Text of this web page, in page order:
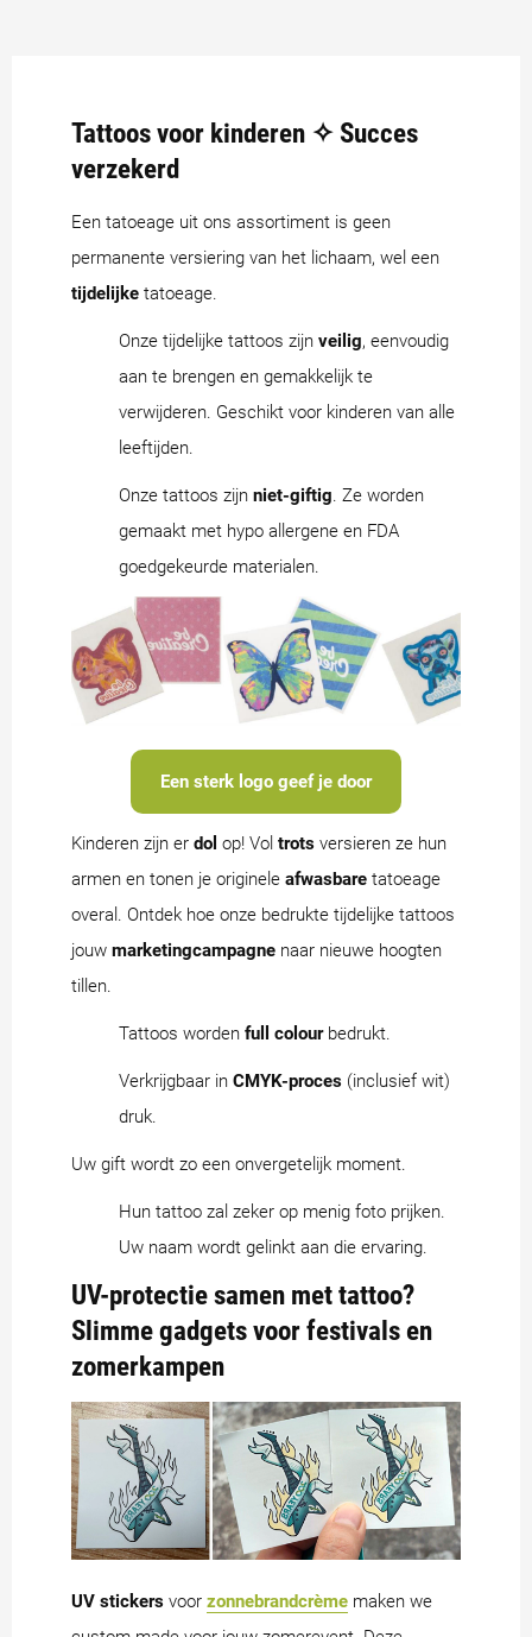
Tattoos voor kinderen ✧ Succes
verzekerd
Een tatoeage uit ons assortiment is geen
permanente versiering van het lichaam, wel een
tijdelijke tatoeage.
Onze tijdelijke tattoos zijn veilig, eenvoudig
aan te brengen en gemakkelijk te
verwijderen. Geschikt voor kinderen van alle
leeftijden.
Onze tattoos zijn niet-giftig. Ze worden
gemaakt met hypo allergene en FDA
goedgekeurde materialen.
Een sterk logo geef je door
Kinderen zijn er dol op! Vol trots versieren ze hun
armen en tonen je originele afwasbare tatoeage
overal. Ontdek hoe onze bedrukte tijdelijke tattoos
jouw marketingcampagne naar nieuwe hoogten
tillen.
Tattoos worden full colourbedrukt.
Verkrijgbaar in CMYK-proces (inclusief wit)
druk.
Uw gift wordt zo een onvergetelijk moment.
Hun tattoo zal zeker op menig foto prijken.
Uw naam wordt gelinkt aan die ervaring.
UV-protectie samen met tattoo?
Slimme gadgets voor festivals en
zomerkampen
UV stickers voor zonnebrandcrème maken we